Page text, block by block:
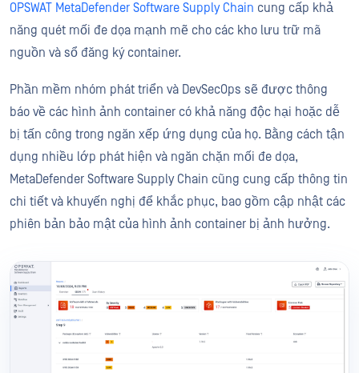
OPSWAT MetaDefender Software Supply Chain cung cấp khả
năng quét mối đe dọa mạnh mẽ cho các kho lưu trữ mã
nguồn và sổ đăng ký container.
Phần mềm nhóm phát triển và DevSecOps sẽ được thông
báo về các hình ảnh container có khả năng độc hại hoặc dễ
bị tấn công trong ngăn xếp ứng dụng của họ. Bằng cách tận
dụng nhiều lớp phát hiện và ngăn chặn mối đe dọa,
MetaDefender Software Supply Chain cũng cung cấp thông tin
chi tiết và khuyến nghị để khắc phục, bao gồm cập nhật các
phiên bản bảo mật của hình ảnh container bị ảnh hưởng.